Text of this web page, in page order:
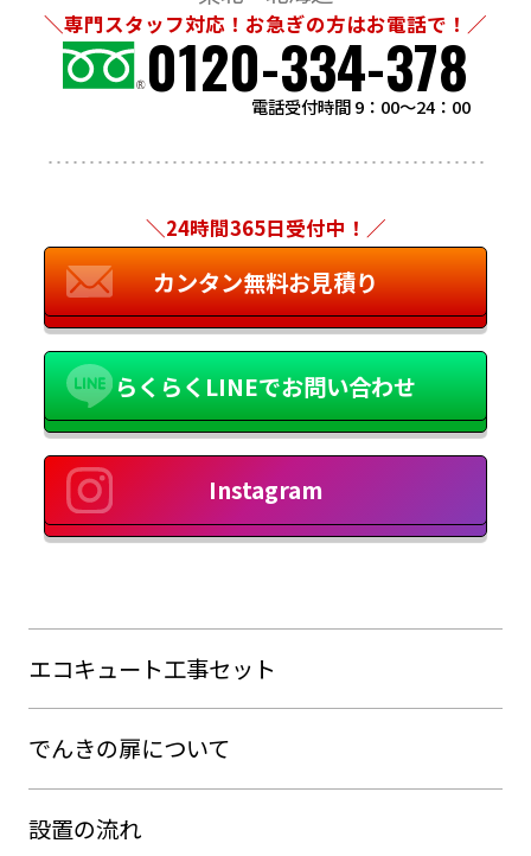
＼専門スタッフ対応！お急ぎの方はお電話で！／
0120-334-378
電話受付時間 9：00～24：00
＼24時間365日受付中！／
カンタン無料お見積り
らくらくLINEでお問い合わせ
Instagram
エコキュート工事セット
でんきの扉について
設置の流れ